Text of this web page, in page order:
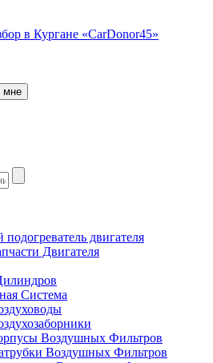
мне
двигателя
Двигателя
Система
Воздушных Фильтров
Воздушных Фильтров